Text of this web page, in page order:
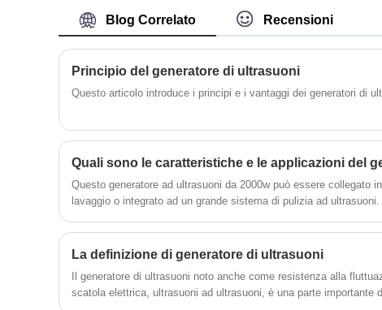
dell'intero dispositivo. Il trasduttore
ultrasonico 28khz è un trasduttore
sandwich comunemente usato in aggiunta
Blog Correlato Recensioni
Principio del generatore di ultrasuoni
Questo articolo introduce i principi e i vantaggi dei generatori di
Questo generatore ad ultrasuoni da 2000w può essere collegato
lavaggio o integrato ad un grande sistema di pulizia ad
La definizione di generatore di ultrasuoni
Il generatore di ultrasuoni noto anche come resistenza alla
scatola elettrica, ultrasuoni ad ultrasuoni, è una parte importante